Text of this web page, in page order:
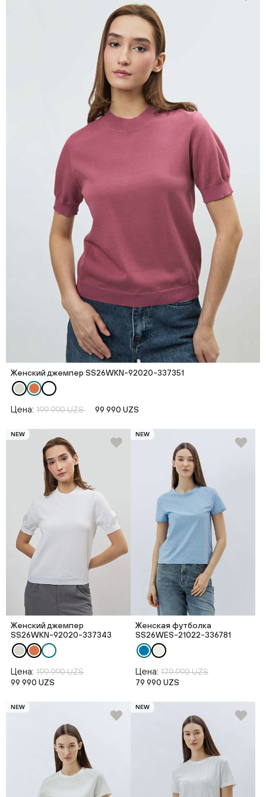
Женский джемпер SS26WKN-92020-337351
Цена: 199 990 UZS 99 990 UZS
NEW
Женский джемпер
SS26WKN-92020-337343
Цена: 199 990 UZS
99 990 UZS
NEW
Женская футболка
SS26WES-21022-336781
Цена: 179 990 UZS
79 990 UZS
NEW NEW